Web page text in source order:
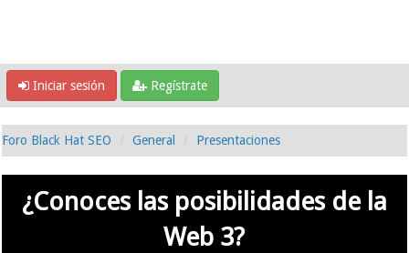
Iniciar sesión Regístrate
Foro Black Hat SEO General Presentaciones
¿Conoces las posibilidades de la
Web 3?